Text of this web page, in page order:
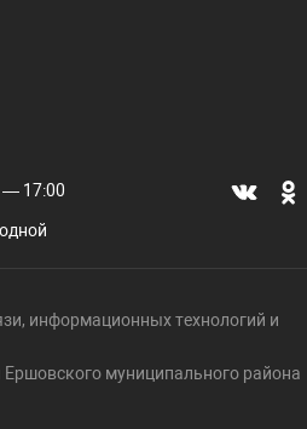
— 17:00
информационных технологий и
муниципального района